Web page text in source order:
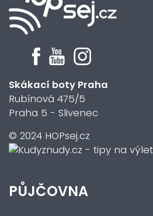
Skákací boty Praha
Rubínová 475/5
Praha 5 - Slivenec
© 2024 HOPsej.cz
PŮJČOVNA